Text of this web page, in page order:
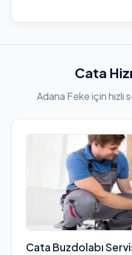
Cata
Adana Feke için hızlı
Cata Buzdolabı